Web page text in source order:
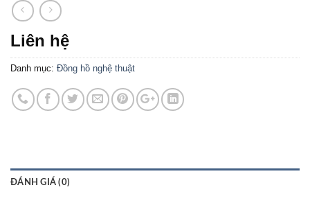
Liên hệ
Danh mục: Đồng hồ nghệ thuật
ĐÁNH GIÁ (0)